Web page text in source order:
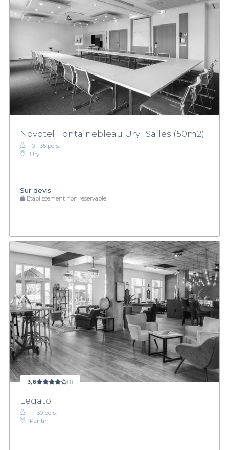
Novotel Fontainebleau Ury : Salles (50m2)
10 - 35 pers.
Ury
Sur devis
Établissement non réservable
3,6 (1)
Legato
1 - 30 pers.
Pantin